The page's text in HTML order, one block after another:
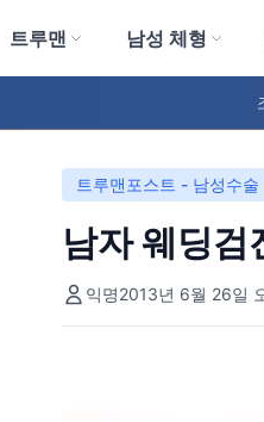
트루맨 남성 체형
트루맨포스트 - 남성수술
남자 웨딩검
익명2013년 6월 26일